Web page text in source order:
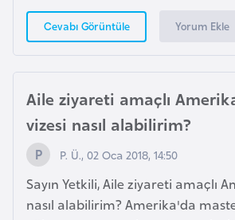
Cevabı Görüntüle Yorum Ekle
Aile ziyareti amaçlı
vizesi nasıl alabilirim?
P. Ü., 02 Oca 2018, 14:50
Sayın Yetkili, Aile ziyareti amaçlı
nasıl alabilirim? Amerika'da
h
l
i
F
n
l
a